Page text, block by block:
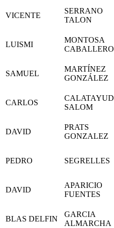
VICENTE
SERRANO
TALON
LUISMI
MONTOSA
CABALLERO
SAMUEL
MARTÍNEZ
GONZÁLEZ
CARLOS
CALATAYUD
SALOM
DAVID
PRATS
GONZALEZ
PEDRO SEGRELLES
DAVID
APARICIO
FUENTES
BLAS DELFIN
GARCIA
ALMARCHA